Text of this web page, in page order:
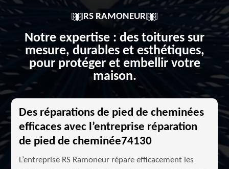
RS RAMONEUR
Notre expertise : des toitures sur
mesure, durables et esthétiques,
pour protéger et embellir votre
maison.
Des réparations de pied de cheminées
efficaces avec l’entreprise réparation
de pied de cheminée74130
L’entreprise RS Ramoneur répare efficacement les